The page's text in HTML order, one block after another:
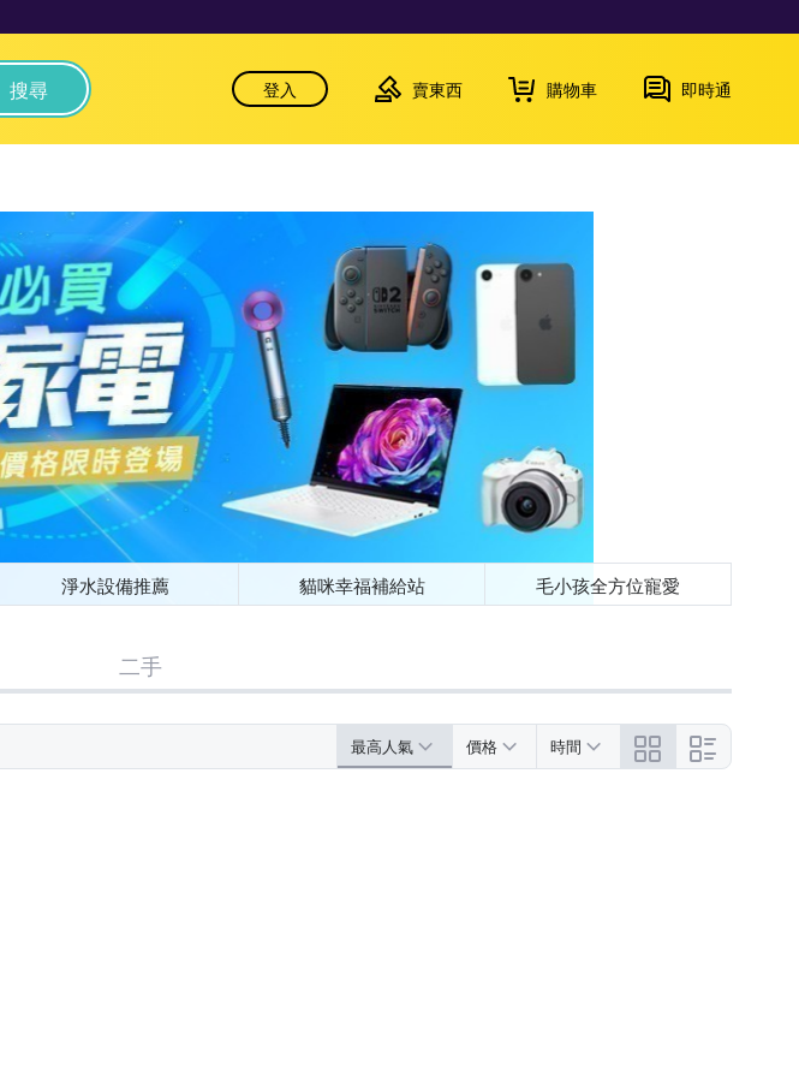
搜尋 登入 賣東西 購物車 即時通
淨水設備推薦 貓咪幸福補給站 毛小孩全方位寵愛
二手
最高人氣 價格 時間